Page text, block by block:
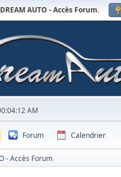
AUTO - Accès Forum.
AM
Forum Calendrier
- Accès Forum